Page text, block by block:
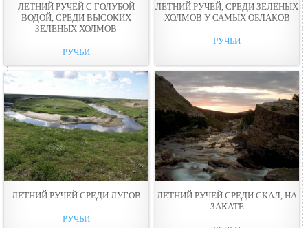
ЛЕТНИЙ РУЧЕЙ С ГОЛУБОЙ
ВОДОЙ, СРЕДИ ВЫСОКИХ
ЗЕЛЕНЫХ ХОЛМОВ
РУЧЬИ
ЛЕТНИЙ РУЧЕЙ, СРЕДИ ЗЕЛЕНЫХ
ХОЛМОВ У САМЫХ ОБЛАКОВ
РУЧЬИ
ЛЕТНИЙ РУЧЕЙ СРЕДИ ЛУГОВ
РУЧЬИ
ЛЕТНИЙ РУЧЕЙ СРЕДИ СКАЛ, НА
ЗАКАТЕ